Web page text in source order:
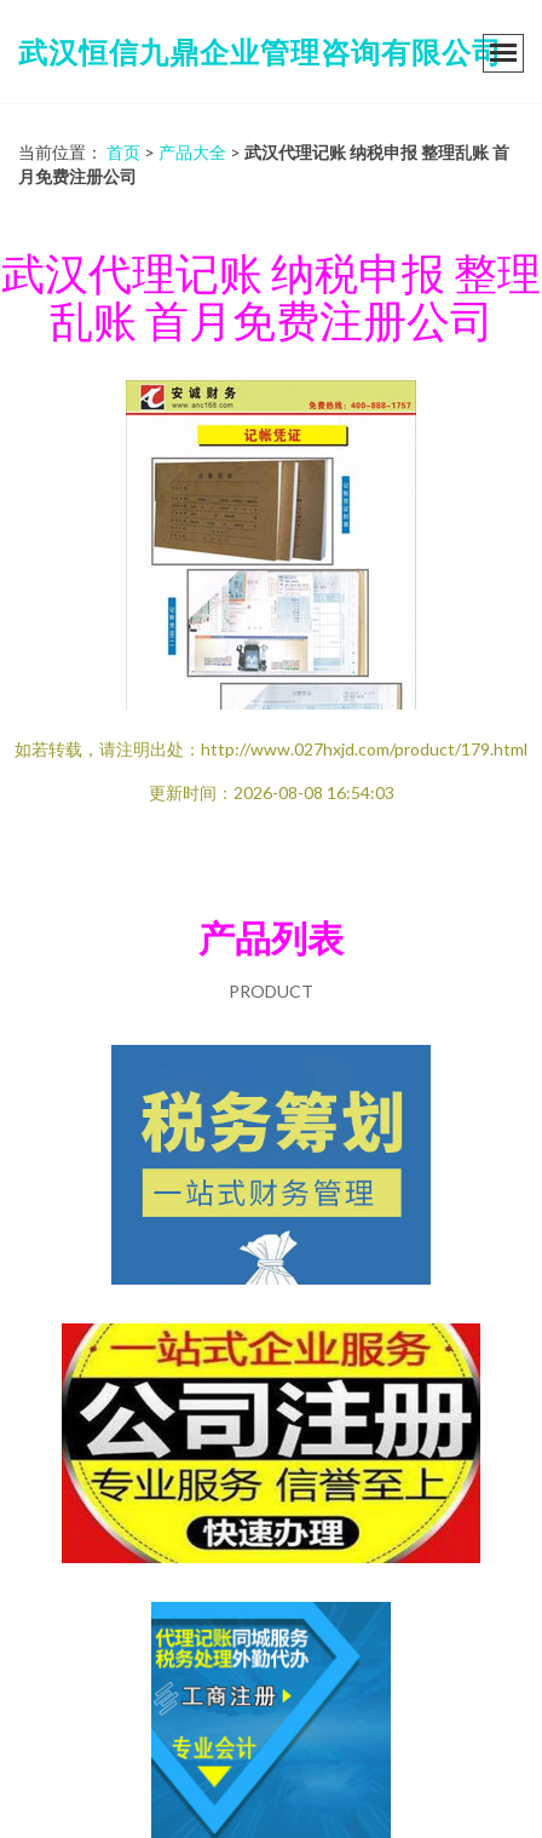
武汉恒信九鼎企业管理咨询有限公司
当前位置： 首页 > 产品大全 > 武汉代理记账 纳税申报 整理乱账 首
月免费注册公司
武汉代理记账 纳税申报 整理
乱账 首月免费注册公司
如若转载，请注明出处：http://www.027hxjd.com/product/179.html
更新时间：2026-08-08 16:54:03
产品列表
PRODUCT